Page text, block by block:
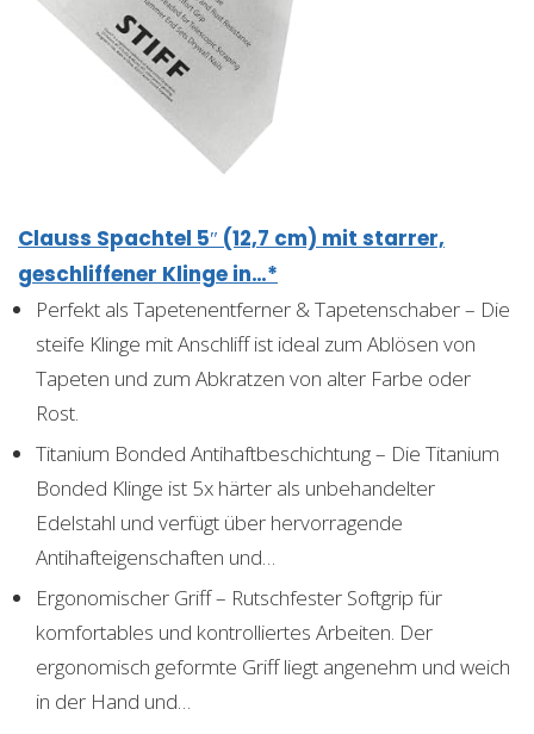
Clauss Spachtel 5″ (12,7 cm) mit starrer,
geschliffener Klinge in…*
Perfekt als Tapetenentferner & Tapetenschaber – Die
steife Klinge mit Anschliff ist ideal zum Ablösen von
Tapeten und zum Abkratzen von alter Farbe oder
Rost.
Titanium Bonded Antihaftbeschichtung – Die Titanium
Bonded Klinge ist 5x härter als unbehandelter
Edelstahl und verfügt über hervorragende
Antihafteigenschaften und…
Ergonomischer Griff – Rutschfester Softgrip für
komfortables und kontrolliertes Arbeiten. Der
ergonomisch geformte Griff liegt angenehm und weich
in der Hand und…